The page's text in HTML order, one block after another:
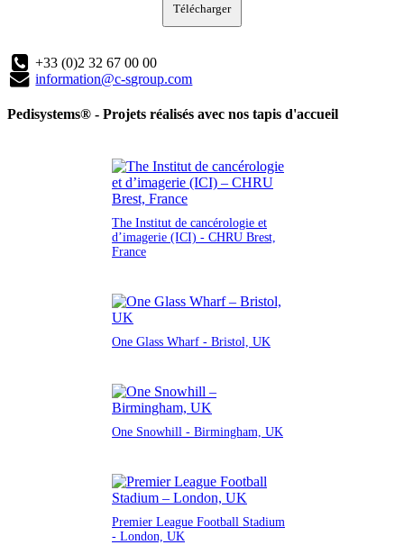
Télécharger
+33 (0)2 32 67 00 00
information@c-sgroup.com
Pedisystems® - Projets réalisés avec nos tapis d'accueil
The Institut de cancérologie et
d’imagerie (ICI) - CHRU Brest,
France
One Glass Wharf - Bristol, UK
One Snowhill - Birmingham, UK
Premier League Football Stadium
- London, UK